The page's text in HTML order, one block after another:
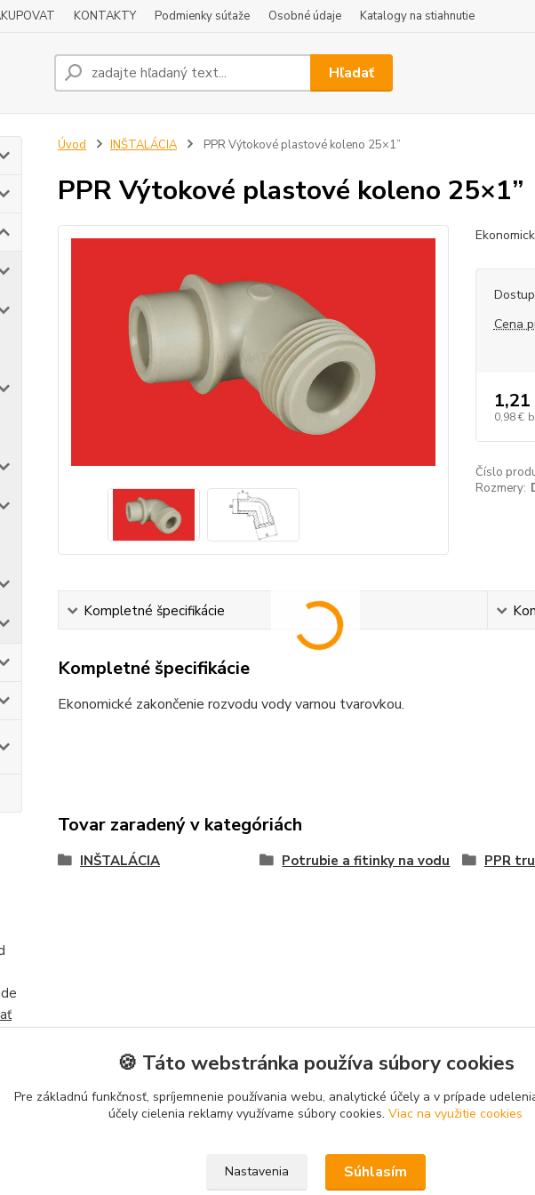
KONTAKTY Podmienky súťaže Osobné údaje Katalogy na stiahnutie
Hľadať
Úvod INŠTALÁCIA PPR Výtokové plastové koleno 25×1”
PPR Výtokové plastové koleno 25×1”
Cena
1,21
0,98 €
Číslo
Rozmery:
Kompletné špecifikácie
Kompletné špecifikácie
Ekonomické zakončenie rozvodu vody varnou tvarovkou.
Tovar zaradený v kategóriách
INŠTALÁCIA Potrubie a fitinky na vodu PPR
🍪 Táto webstránka používa súbory cookies
Pre základnú funkčnosť, spríjemnenie používania webu, analytické účely a v prípade
účely cielenia reklamy využívame súbory cookies. Viac na využitie cookies
Nastavenia Súhlasím